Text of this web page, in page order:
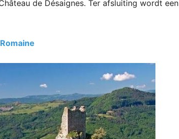
de Désaignes. Ter afsluiting wordt een